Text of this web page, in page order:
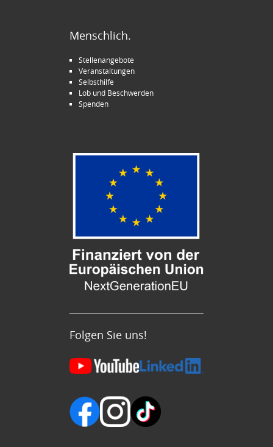
Menschlich.
Stellenangebote
Veranstaltungen
Selbsthilfe
Lob und Beschwerden
Spenden
Folgen Sie uns!